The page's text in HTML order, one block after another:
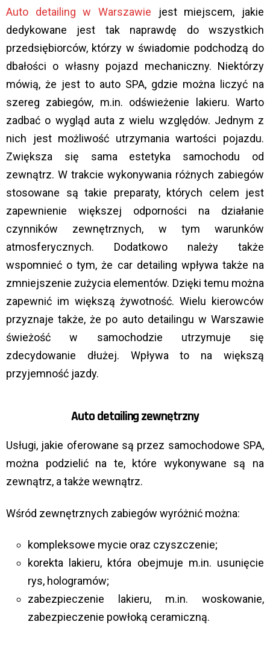
Auto detailing w Warszawie jest miejscem, jakie
dedykowane jest tak naprawdę do wszystkich
przedsiębiorców, którzy w świadomie podchodzą do
dbałości o własny pojazd mechaniczny. Niektórzy
mówią, że jest to auto SPA, gdzie można liczyć na
szereg zabiegów, m.in. odświeżenie lakieru. Warto
zadbać o wygląd auta z wielu względów. Jednym z
nich jest możliwość utrzymania wartości pojazdu.
Zwiększa się sama estetyka samochodu od
zewnątrz. W trakcie wykonywania różnych zabiegów
stosowane są takie preparaty, których celem jest
zapewnienie większej odporności na działanie
czynników zewnętrznych, w tym warunków
atmosferycznych. Dodatkowo należy także
wspomnieć o tym, że car detailing wpływa także na
zmniejszenie zużycia elementów. Dzięki temu można
zapewnić im większą żywotność. Wielu kierowców
przyznaje także, że po auto detailingu w Warszawie
świeżość w samochodzie utrzymuje się
zdecydowanie dłużej. Wpływa to na większą
przyjemność jazdy.
Auto detailing zewnętrzny
Usługi, jakie oferowane są przez samochodowe SPA,
można podzielić na te, które wykonywane są na
zewnątrz, a także wewnątrz.
Wśród zewnętrznych zabiegów wyróżnić można:
kompleksowe mycie oraz czyszczenie;
korekta lakieru, która obejmuje m.in. usunięcie
rys, hologramów;
zabezpieczenie lakieru, m.in. woskowanie,
zabezpieczenie powłoką ceramiczną.